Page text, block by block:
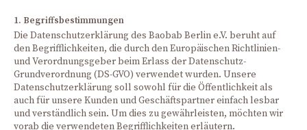
1. Begriffsbestimmungen
Die Datenschutzerklärung des Baobab Berlin e.V. beruht auf
den Begrifflichkeiten, die durch den Europäischen Richtlinien-
und Verordnungsgeber beim Erlass der Datenschutz-
Grundverordnung (DS-GVO) verwendet wurden. Unsere
Datenschutzerklärung soll sowohl für die Öffentlichkeit als
auch für unsere Kunden und Geschäftspartner einfach lesbar
und verständlich sein. Um dies zu gewährleisten, möchten wir
vorab die verwendeten Begrifflichkeiten erläutern.